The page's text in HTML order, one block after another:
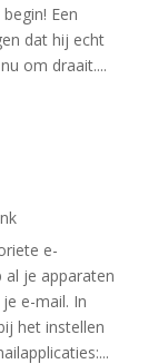
Een
dat hij echt
om draait....
e-
al je apparaten
e-mail. In
het instellen